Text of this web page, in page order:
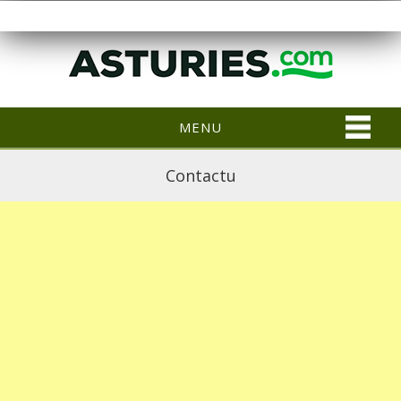
MENU
Contactu